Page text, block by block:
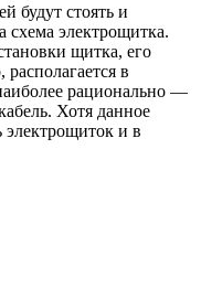
будут стоять и
схема электрощитка.
щитка, его
в
рационально —
Хотя данное
электрощиток и в